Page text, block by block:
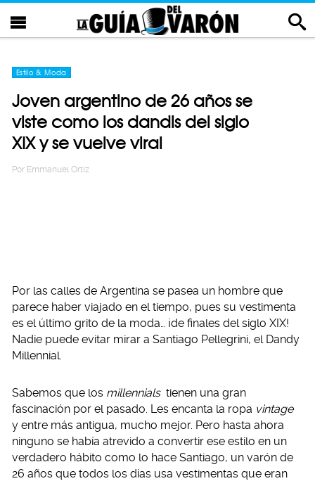
Estilo & Moda
Joven argentino de 26 años se
viste como los dandis del siglo
XIX y se vuelve viral
Por Emmanuel Ortiz
Por las calles de Argentina se pasea un hombre que
parece haber viajado en el tiempo, pues su vestimenta
es el último grito de la moda… ¡de finales del siglo XIX!
Nadie puede evitar mirar a Santiago Pellegrini, el Dandy
Millennial.
Sabemos que los millennials tienen una gran
fascinación por el pasado. Les encanta la ropa vintage
y entre más antigua, mucho mejor. Pero hasta ahora
ninguno se había atrevido a convertir ese estilo en un
verdadero hábito como lo hace Santiago, un varón de
26 años que todos los días usa vestimentas que eran